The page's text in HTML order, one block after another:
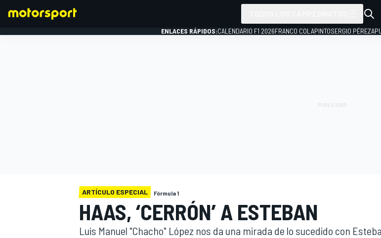
ENLACES RÁPIDOS:CALENDARIO F1 2026FRANCO COLAPINTOSERGIO PÉREZ
ARTÍCULO ESPECIAL Fórmula 1
HAAS, ‘CERRÓN’ A ESTEBAN
Luis Manuel "Chacho" López nos da una mirada de lo sucedido con